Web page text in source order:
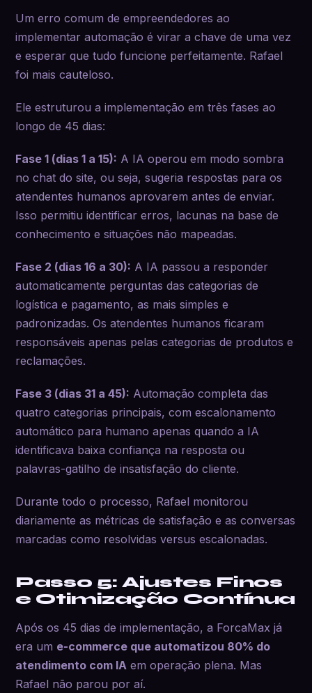
Um erro comum de empreendedores ao
implementar automação é virar a chave de uma vez
e esperar que tudo funcione perfeitamente. Rafael
foi mais cauteloso.
Ele estruturou a implementação em três fases ao
longo de 45 dias:
Fase 1 (dias 1 a 15): A IA operou em modo sombra
no chat do site, ou seja, sugeria respostas para os
atendentes humanos aprovarem antes de enviar.
Isso permitiu identificar erros, lacunas na base de
conhecimento e situações não mapeadas.
Fase 2 (dias 16 a 30): A IA passou a responder
automaticamente perguntas das categorias de
logística e pagamento, as mais simples e
padronizadas. Os atendentes humanos ficaram
responsáveis apenas pelas categorias de produtos e
reclamações.
Fase 3 (dias 31 a 45): Automação completa das
quatro categorias principais, com escalonamento
automático para humano apenas quando a IA
identificava baixa confiança na resposta ou
palavras-gatilho de insatisfação do cliente.
Durante todo o processo, Rafael monitorou
diariamente as métricas de satisfação e as conversas
marcadas como resolvidas versus escalonadas.
Passo 5: Ajustes Finos
e Otimização Contínua
Após os 45 dias de implementação, a ForcaMax já
era um e-commerce que automatizou 80% do
atendimento com IA em operação plena. Mas
Rafael não parou por aí.